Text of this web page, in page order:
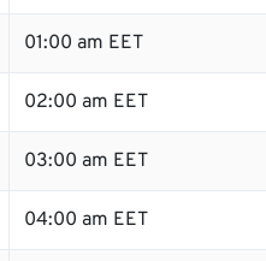
01:00 am EET
02:00 am EET
03:00 am EET
04:00 am EET